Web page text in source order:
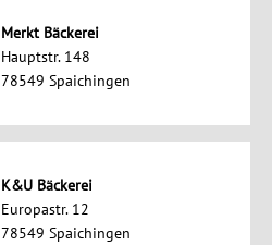
Merkt Bäckerei
Hauptstr. 148
78549 Spaichingen
K&U Bäckerei
Europastr. 12
78549 Spaichingen